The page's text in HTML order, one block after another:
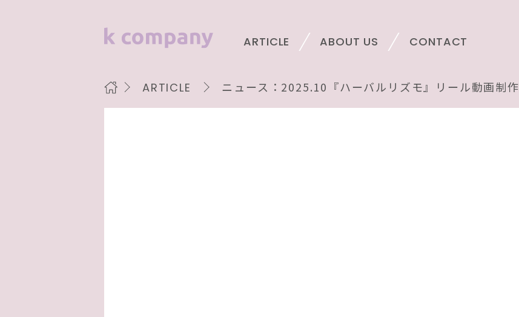
ARTICLE ABOUT US CONTACT
ARTICLE ニュース：2025.10『ハーバルリズモ』リール動画制作